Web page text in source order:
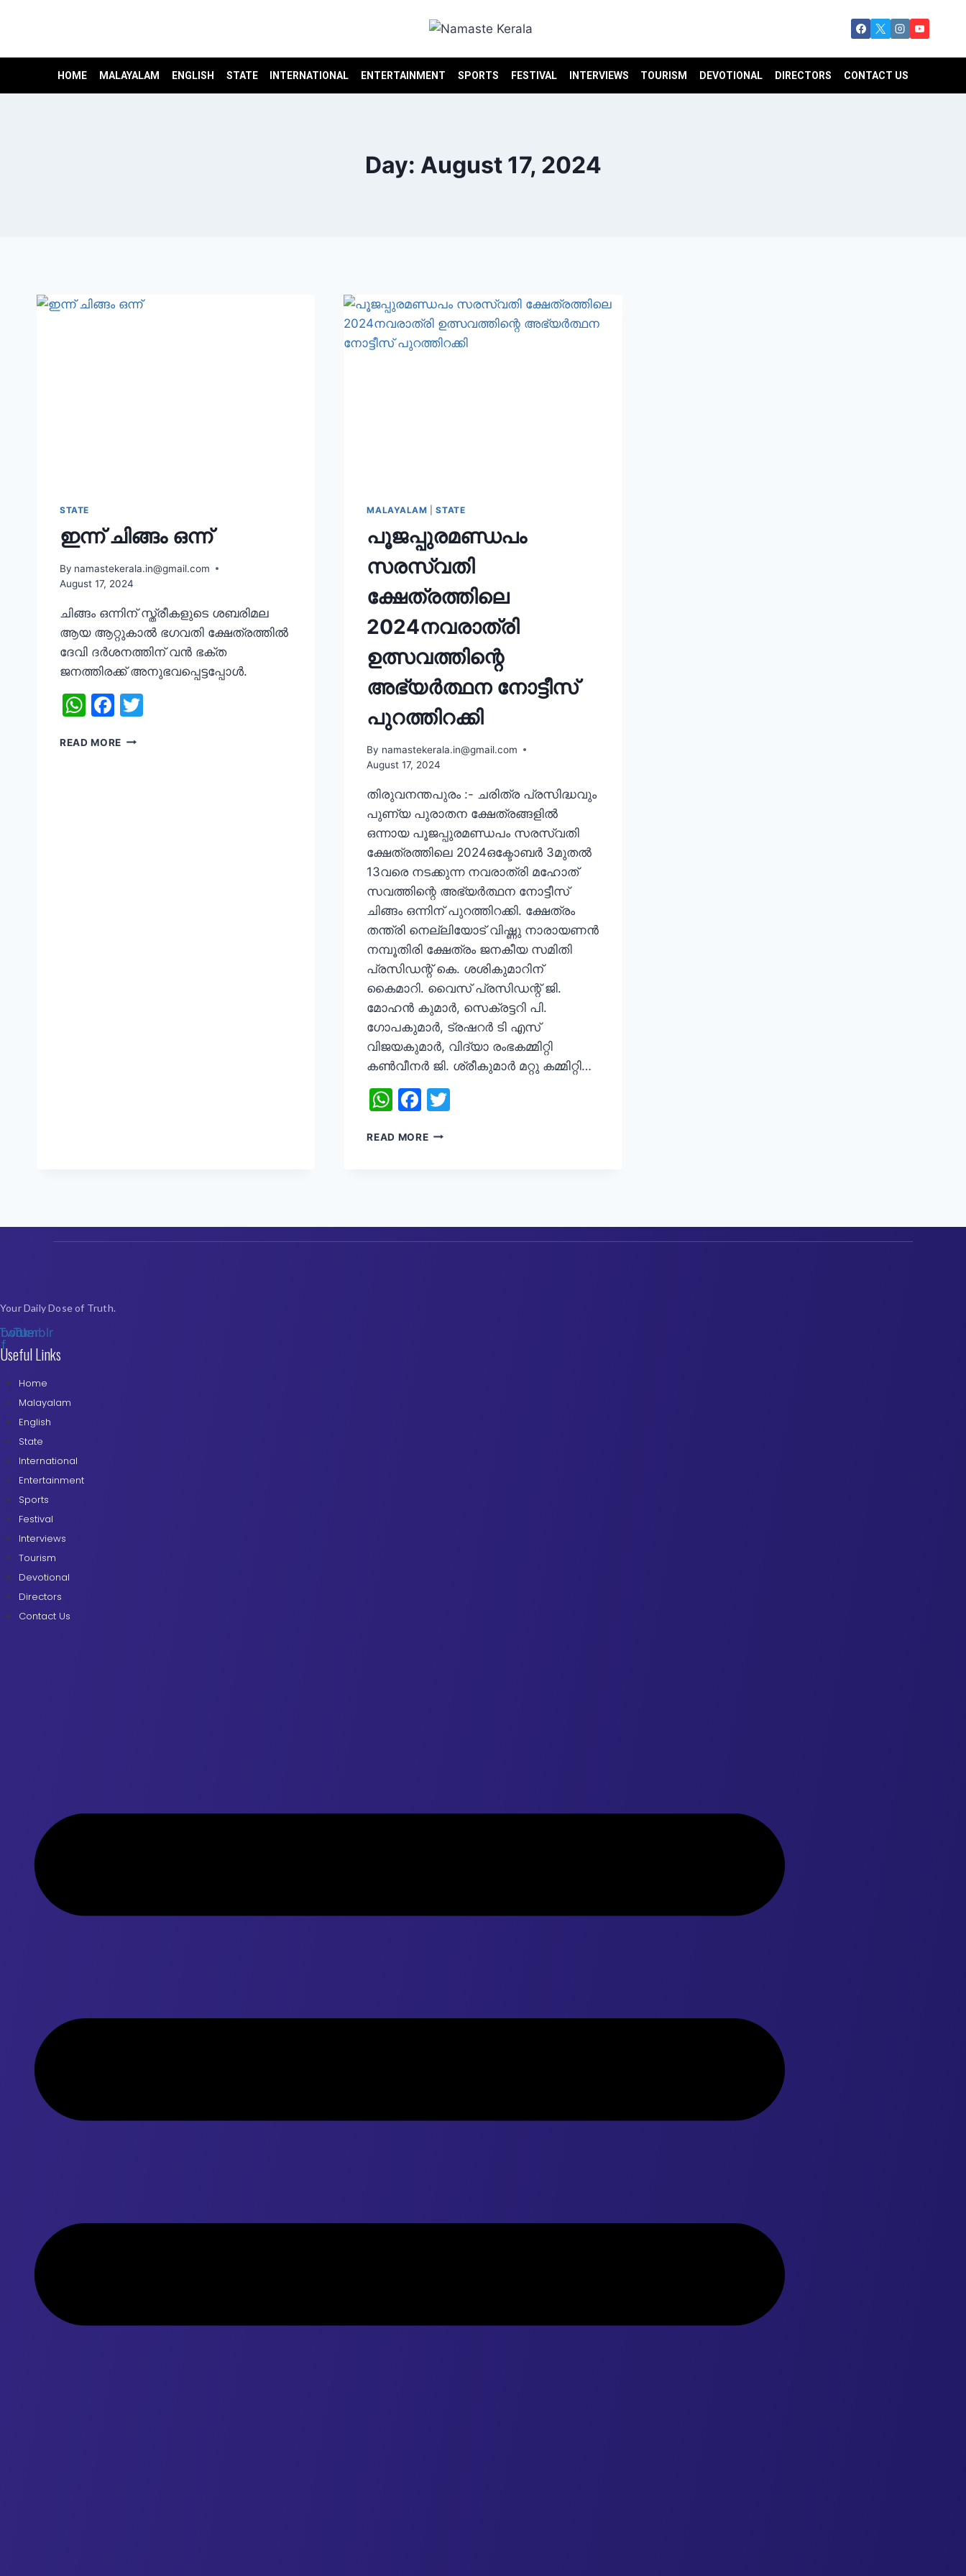
HOME MALAYALAM ENGLISH STATE INTERNATIONAL ENTERTAINMENT SPORTS FESTIVAL INTERVIEWS TOURISM DEVOTIONAL DIRECTORS CONTACT US
Day: August 17, 2024
STATE
ഇന്ന് ചിങ്ങം ഒന്ന്
By namastekerala.in@gmail.com
August 17, 2024
ചിങ്ങം ഒന്നിന് സ്ത്രീകളുടെ ശബരിമല
ആയ ആറ്റുകാൽ ഭഗവതി ക്ഷേത്രത്തിൽ
ദേവി ദർശനത്തിന് വൻ ഭക്ത
ജനത്തിരക്ക് അനുഭവപ്പെട്ടപ്പോൾ.
WhatsApp
Facebook
READ MORE ഇന്ന്
MALAYALAM |STATE
പൂജപ്പുരമണ്ഡപം
സരസ്വതി
ക്ഷേത്രത്തിലെ
2024നവരാത്രി
ഉത്സവത്തിന്റെ
അഭ്യർത്ഥന നോട്ടീസ്
പുറത്തിറക്കി
By namastekerala.in@gmail.com
August 17, 2024
തിരുവനന്തപുരം :- ചരിത്ര പ്രസിദ്ധവും
പുണ്യ പുരാതന ക്ഷേത്രങ്ങളിൽ
ഒന്നായ പൂജപ്പുരമണ്ഡപം സരസ്വതി
ക്ഷേത്രത്തിലെ 2024ഒക്ടോബർ 3മുതൽ
13വരെ നടക്കുന്ന നവരാത്രി മഹോത്
സവത്തിന്റെ അഭ്യർത്ഥന നോട്ടീസ്
ചിങ്ങം ഒന്നിന് പുറത്തിറക്കി. ക്ഷേത്രം
തന്ത്രി നെല്ലിയോട് വിഷ്ണു നാരായണൻ
നമ്പൂതിരി ക്ഷേത്രം ജനകീയ സമിതി
പ്രസിഡന്റ്‌ കെ. ശശികുമാറിന്
കൈമാറി. വൈസ് പ്രസിഡന്റ്‌ ജി.
മോഹൻ കുമാർ, സെക്രട്ടറി പി.
ഗോപകുമാർ, ട്രഷറർ ടി എസ്‌
വിജയകുമാർ, വിദ്യാ രംഭകമ്മിറ്റി
കൺവീനർ ജി. ശ്രീകുമാർ മറ്റു കമ്മിറ്റി…
WhatsApp
Facebook
READ MOREപൂജപ്പുരമണ്ഡപം
പുറത്തിറക്കി
Your Daily Dose of Truth.
f
Tumblr
Useful Links
Home
Malayalam
English
State
International
Entertainment
Sports
Festival
Interviews
Tourism
Devotional
Directors
Contact Us